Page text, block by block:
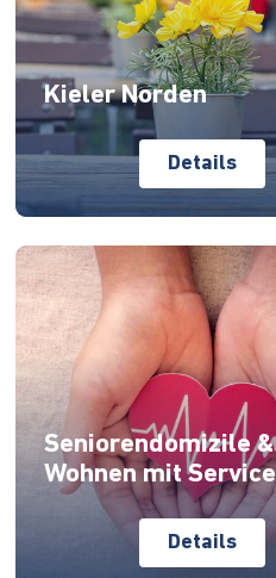
Kieler Norden
Details
Seniorendomizile &
Wohnen mit Service
Details